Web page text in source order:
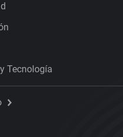
Tecnología